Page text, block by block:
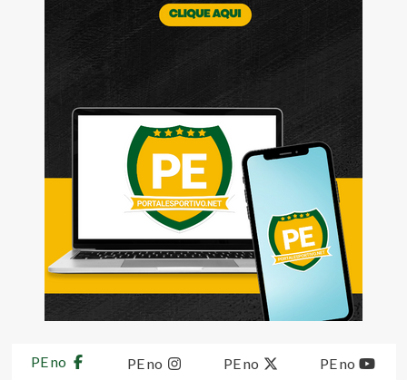
PE no PE no PE no PE no